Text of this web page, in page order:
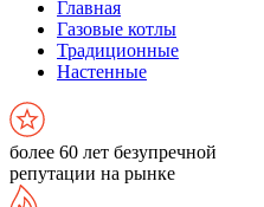
Главная
Газовые котлы
Традиционные
Настенные
более 60 лет безупречной
репутации на рынке